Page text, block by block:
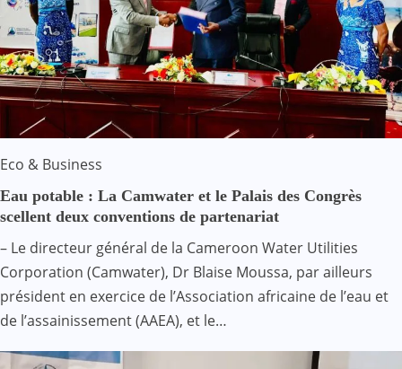
Eco & Business
Eau potable : La Camwater et le Palais des Congrès
scellent deux conventions de partenariat
– Le directeur général de la Cameroon Water Utilities
Corporation (Camwater), Dr Blaise Moussa, par ailleurs
président en exercice de l’Association africaine de l’eau et
de l’assainissement (AAEA), et le…